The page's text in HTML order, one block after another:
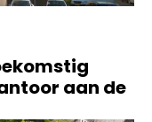
aan de